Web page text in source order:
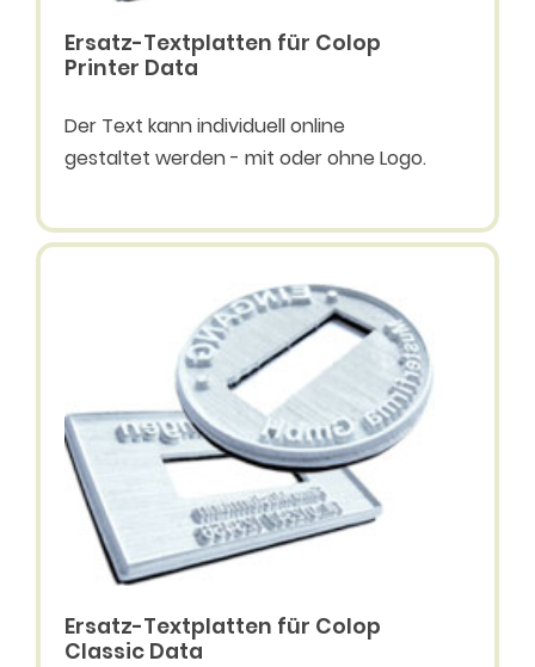
Ersatz-Textplatten für Colop
Printer Data
Der Text kann individuell online
gestaltet werden - mit oder ohne Logo.
Ersatz-Textplatten für Colop
Classic Data